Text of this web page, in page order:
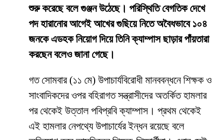
শুরু করেছে বলে গুঞ্জন উঠেছে। পরিস্থিতি বেগতিক দেখে
পদ হারানোর আগেই আখের গুছিয়ে নিতে অবৈধভাবে ১০৪
জনকে এডহক নিয়োগ দিয়ে তিনি ক্যাম্পাস ছাড়ার পাঁয়তারা
করছেন বলেও জানা গেছে।
​গত সোমবার (১১ মে) উপাচার্যবিরোধী মানববন্ধনে শিক্ষক ও
সাংবাদিকদের ওপর বহিরাগত সন্ত্রাসীদের অতর্কিত হামলার
পর থেকেই উত্তাল পবিপ্রবি ক্যাম্পাস। প্রথম থেকেই
এই হামলার নেপথ্যে উপাচার্যের ইন্ধন রয়েছে বলে